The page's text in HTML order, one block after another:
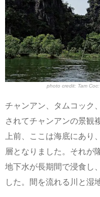
photo credit: Tam
チャンアン、タムコック
されてチャンアンの景観
上前、ここは海底にあり
層となりました。それが
地下水が長期間で浸食し
した。間を流れる川と湿